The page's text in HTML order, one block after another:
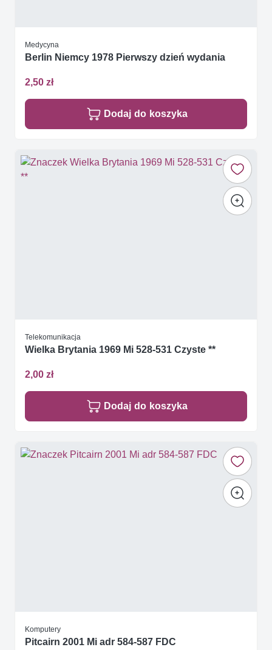
Medycyna
Berlin Niemcy 1978 Pierwszy dzień wydania
2,50 zł
Dodaj do koszyka
Telekomunikacja
Wielka Brytania 1969 Mi 528-531 Czyste **
2,00 zł
Dodaj do koszyka
Komputery
Pitcairn 2001 Mi adr 584-587 FDC